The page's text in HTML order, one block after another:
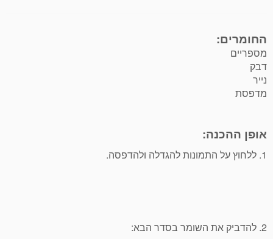
החומרים:
מספריים
דבק
נייר
מדפסת
אופן ההכנה:
1. ללחוץ על התמונות להגדלה ולהדפסה.
2. להדביק את השומר בסדר הבא: